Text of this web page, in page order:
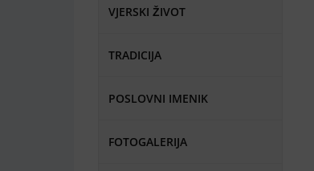
VJERSKI ŽIVOT
TRADICIJA
POSLOVNI IMENIK
FOTOGALERIJA